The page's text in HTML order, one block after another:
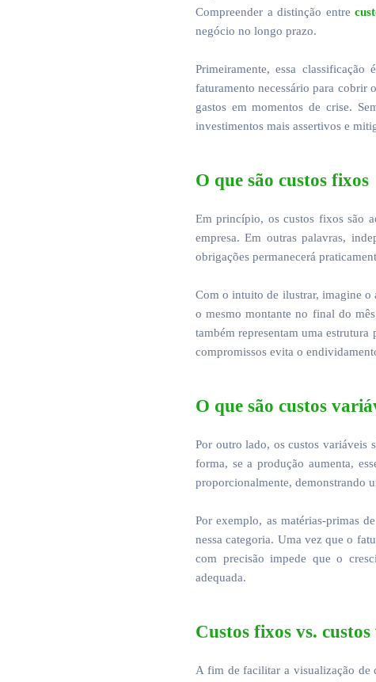
Compreender a distinção entre
negócio no longo prazo.
Primeiramente, essa
faturamento necessário para cobrir
gastos em momentos de crise.
investimentos mais assertivos e
O que são custos fixos
Em princípio, os custos fixos são
empresa. Em outras palavras,
obrigações permanecerá
Com o intuito de ilustrar, imagine o
o mesmo montante no final do
também representam uma estrutura
compromissos evita o
O que são custos
Por outro lado, os custos variáveis
forma, se a produção aumenta,
proporcionalmente, demonstrando
Por exemplo, as matérias-primas
nessa categoria. Uma vez que o
com precisão impede que o
adequada.
Custos fixos vs.
A fim de facilitar a visualização de